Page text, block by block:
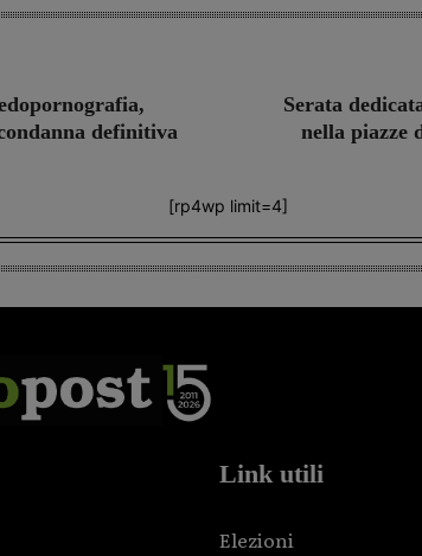
definitiva
Serata
nella piazze
[rp4wp limit=4]
Link utili
Elezioni